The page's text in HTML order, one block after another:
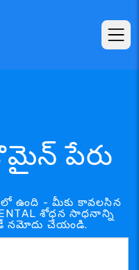
పేరు
ఉంది - మీకు కావలసిన
శోధన సాధనాన్ని
నమోదు చేయండి.